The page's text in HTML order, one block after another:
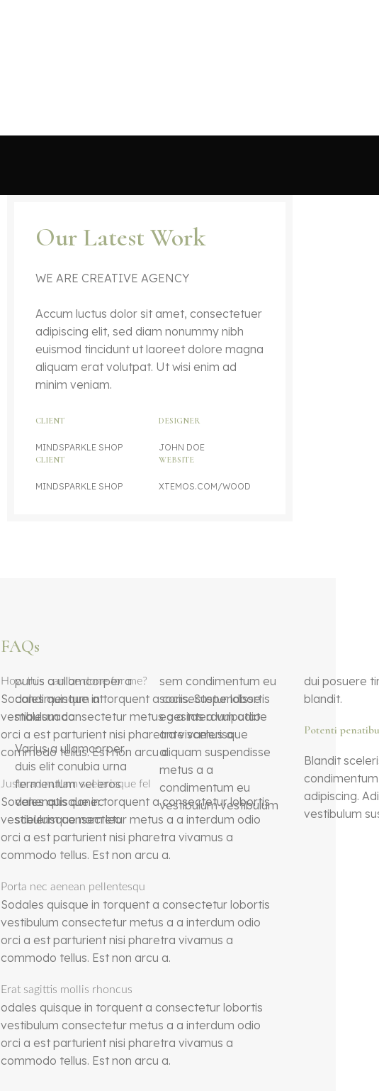
Our Latest Work
WE ARE CREATIVE AGENCY
Accum luctus dolor sit amet, consectetuer
adipiscing elit, sed diam nonummy nibh
euismod tincidunt ut laoreet dolore magna
aliquam erat volutpat. Ut wisi enim ad
minim veniam.
CLIENT
MINDSPARKLE SHOP
DESIGNER
JOHN DOE
CLIENT
MINDSPARKLE SHOP
WEBSITE
XTEMOS.COM/WOOD
purus a ullamcorper a
condimentum at
malesuada.
Varius a ullamcorper
duis elit conubia urna
fermentum vel eros
venenatis donec
scelerisque nam leo
sem condimentum eu
sociis. Suspendisse
egestas a vulputate
ante scelerisque
aliquam suspendisse
metus a a
condimentum eu
vestibulum vestibulum
dui posuere tincidunt
blandit.
Potenti
Blandit
adipiscing.
vestibulum
FAQs
How this can be done for me?
Sodales quisque in torquent a consectetur lobortis
vestibulum consectetur metus a a interdum odio
orci a est parturient nisi pharetra vivamus a
commodo tellus. Est non arcu a.
Justo ad nullam scelerisque fel
Sodales quisque in torquent a consectetur lobortis
vestibulum consectetur metus a a interdum odio
orci a est parturient nisi pharetra vivamus a
commodo tellus. Est non arcu a.
Porta nec aenean pellentesqu
Sodales quisque in torquent a consectetur lobortis
vestibulum consectetur metus a a interdum odio
orci a est parturient nisi pharetra vivamus a
commodo tellus. Est non arcu a.
Erat sagittis mollis rhoncus
odales quisque in torquent a consectetur lobortis
vestibulum consectetur metus a a interdum odio
orci a est parturient nisi pharetra vivamus a
commodo tellus. Est non arcu a.